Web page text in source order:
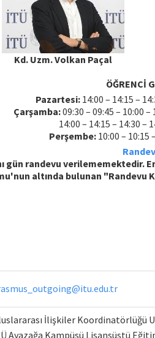
Kd. Uzm. Volkan Paçal
ÖĞRENCİ
Pazartesi: 14:00 – 14:15 –
Çarşamba:09:30 – 09:45 – 10:00 –
14:00 – 14:15 – 14:30 –
Perşembe: 10:00 – 10:15
gün randevu verilememektedir.
altında bulunan "Randevu
İlişkiler Koordinatörlüğü
Ayazağa Kampüsü Lisansüstü